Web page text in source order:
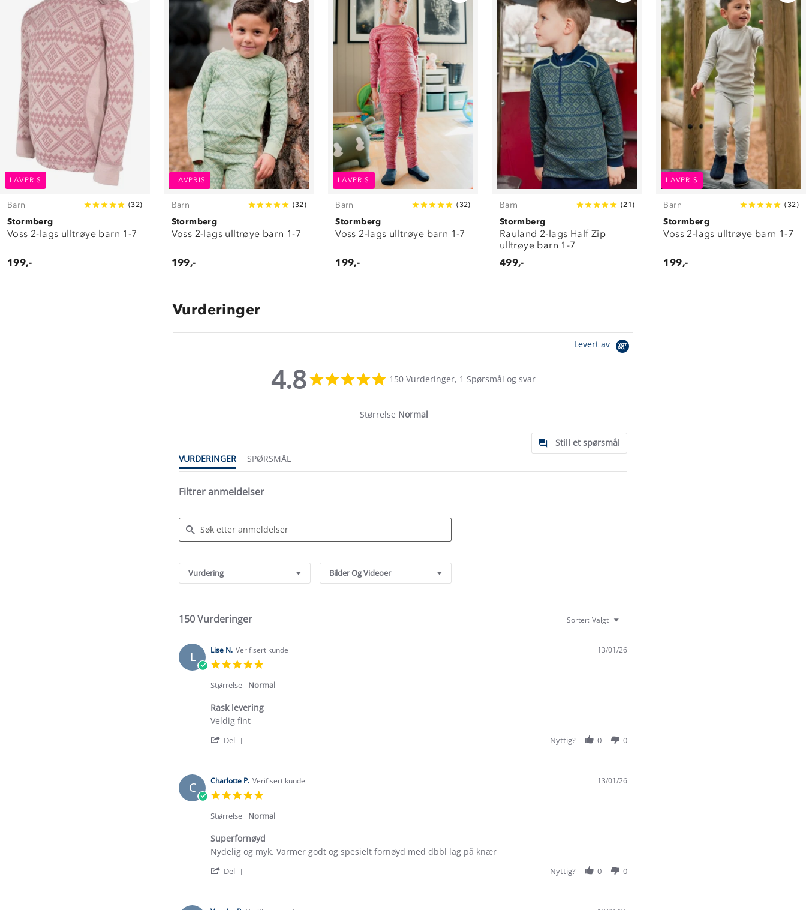
LAVPRIS
Barn (32)
Stormberg
Voss 2-lags ulltrøye barn 1-7
199,-
LAVPRIS
Barn (32)
Stormberg
Voss 2-lags ulltrøye barn 1-7
199,-
LAVPRIS
Barn (32)
Stormberg
Voss 2-lags ulltrøye barn 1-7
199,-
Barn (21 )
Stormberg
Rauland 2-lags Half Zip
ulltrøye barn 1-7
499,-
LAVPRIS
Barn (32)
Stormberg
Voss 2-lags ulltrøye barn 1-7
199,-
Vurderinger
Levert av
4.8
star
150 Vurderinger, 1 Spørsmål og svar
Størrelse Normal
Still et spørsmål
VURDERINGER
SPØRSMÅL
Filtrer anmeldelser
Reviews
Vurdering Bilder Og Videoer
150 Vurderinger Sorter: Valgt
L Lise N. Verifisert kunde
rating
13/01/26
Størrelse Normal
Rask levering
Review
Lise
on
Jan
2026
review
Rask
Veldig fint
Del
Review
Lise
N.
on
13
Jan
Nyttig? 0 0
C Charlotte P. Verifisert kunde
rating
13/01/26
Størrelse Normal
Superfornøyd
Review
Charlotte
on
review
Superfornøyd
Nydelig og myk. Varmer godt og spesielt fornøyd med dbbl lag på knær
Del
Review
Nyttig? 0 0